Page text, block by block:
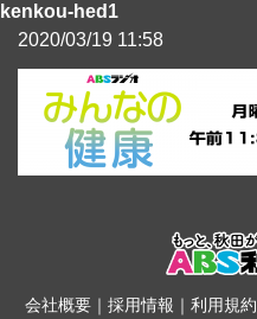
kenkou-hed1
2020/03/19 11:58
会社概要｜ 採用情報 ｜ 利用規約